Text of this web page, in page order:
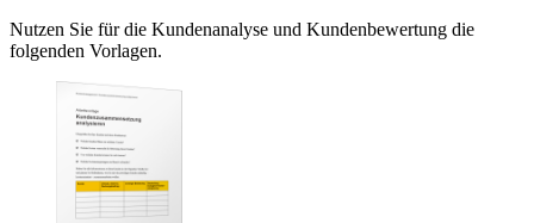
Nutzen Sie für die Kundenanalyse und Kundenbewertung die
folgenden Vorlagen.